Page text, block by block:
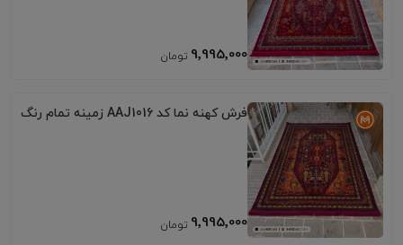
9٬995٬000
فرش کهنه نما کد AAJ1016 زمینه تمام رنگ
9٬995٬000